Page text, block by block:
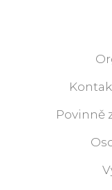
Povinně